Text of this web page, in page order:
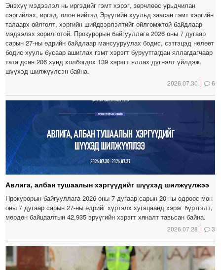
Энэхүү мэдээлэл нь иргэдийг гэмт хэрэг, зөрчлөөс урьдчилан
сэргийлэх, иргэд, олон нийтэд Эрүүгийн хуульд заасан гэмт хэргийн
талаарх ойлголт, хэргийн шийдвэрлэлтийг ойлгомжтой байдлаар
мэдээлэх зорилготой. Прокурорын байгууллага 2026 оны 7 дугаар
сарын 27-ны өдрийн байдлаар мансууруулах бодис, сэтгэцэд нөлөөт
бодис хууль бусаар ашиглах гэмт хэрэгт буруутгагдан яллагдагчаар
татагдсан 206 хүнд холбогдох 139 хэрэгт яллах дүгнэлт үйлдэж,
шүүхэд шилжүүлсэн байна.
2026.07.30 6
Авлига, албан тушаалын хэргүүдийг шүүхэд шилжүүлжээ
Прокурорын байгууллага 2026 оны 7 дугаар сарын 20-ны өдрөөс мөн
оны 7 дугаар сарын 27-ны өдрийг хүртэлх хугацаанд хэрэг бүртгэлт,
мөрдөн байцаалтын 42,935 эрүүгийн хэрэгт хяналт тавьсан байна.
2026.07.28 3